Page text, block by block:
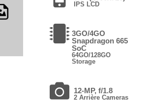
IPS LCD
3GO/4GO
Snapdragon 665
SoC
64GO/128GO
Storage
12-MP, f/1.8
2 Arrière Cameras